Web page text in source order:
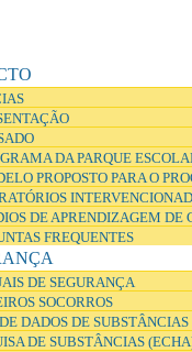
DA PARQUE
PROPOSTO PARA O
DE APRENDIZAGEM DE
FREQUENTES
DE SEGURANÇA
SOCORROS
DADOS DE
DE SUBSTÂNCIAS